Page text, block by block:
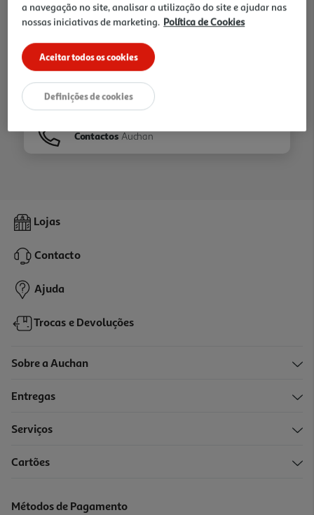
Ir para Homepage
Folhetos
Contactos Auchan
Lojas
Contacto
Ajuda
Trocas e Devoluções
Sobre a Auchan
Entregas
Serviços
Cartões
Métodos de Pagamento
a navegação no site, analisar a utilização do site e ajudar nas
nossas iniciativas de marketing. Política de Cookies
Aceitar todos os cookies
Definições de cookies